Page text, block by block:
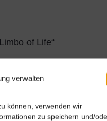
verwalten
können, verwenden wir
zu speichern und/
of Life“
Kissingen
er auf der
Stefan Labus